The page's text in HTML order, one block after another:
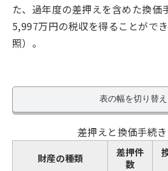
た、過年度の差押えを含めた換価
5,997万円の税収を得ることがで
照）。
表の幅を切り替え
差押えと換価手続
財産の種類
差押件
数